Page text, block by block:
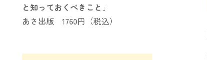
と知っておくべきこと」
あさ出版 1760円（税込）